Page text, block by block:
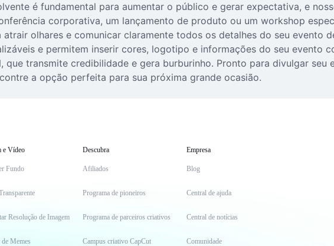
é fundamental para aumentar o público e gerar expectativa, e
corporativa, um lançamento de produto ou um workshop
olhares e comunicar claramente todos os detalhes do seu evento
e permitem inserir cores, logotipo e informações do seu evento
transmite credibilidade e gera burburinho. Pronto para divulgar seu
a opção perfeita para sua próxima grande ocasião.
e Vídeo
Fundo
Resolução de Imagem
Memes
Descubra
Afiliados
Programa de pioneiros
Programa de parceiros criativos
Campus criativo CapCut
Empresa
Blog
Central de ajuda
Central de notícias
Comunidade